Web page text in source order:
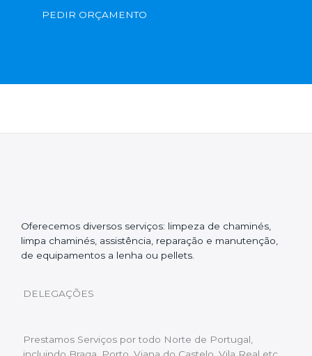
PEDIR ORÇAMENTO
Oferecemos diversos serviços: limpeza de chaminés,
limpa chaminés, assistência, reparação e manutenção,
de equipamentos a lenha ou pellets.
DELEGAÇÕES
Prestamos Serviços por todo Norte de Portugal,